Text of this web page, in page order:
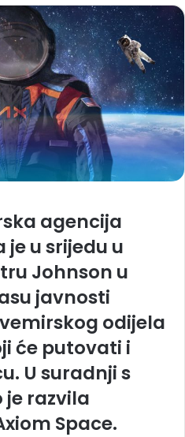
agencija
je u srijedu u
Johnson u
javnosti
odijela
će putovati i
U suradnji s
je razvila
Space.